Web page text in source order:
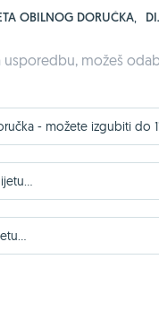
OBILNOG DORUČKA,
možeš
- možete izgubiti do